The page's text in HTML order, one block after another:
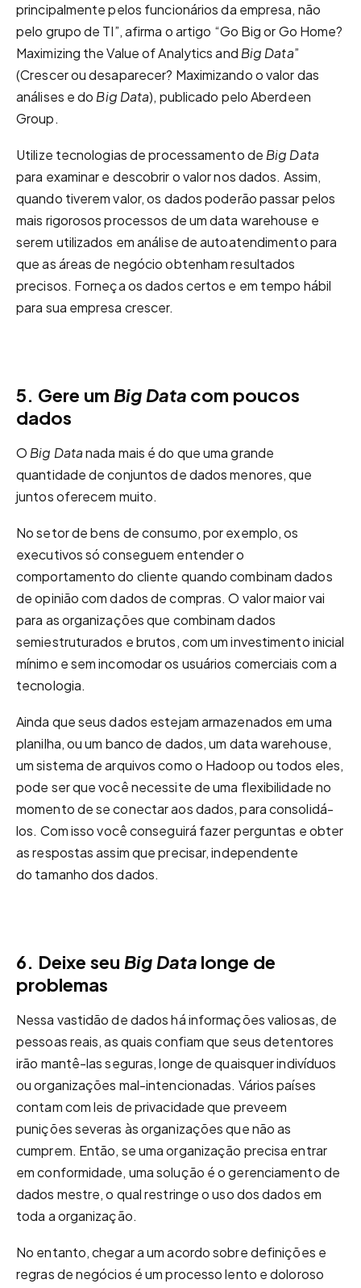
principalmente pelos funcionários da empresa, não
pelo grupo de TI”, afirma o artigo “Go Big or Go Home?
Maximizing the Value of Analytics and Big Data”
(Crescer ou desaparecer? Maximizando o valor das
análises e do Big Data), publicado pelo Aberdeen
Group.
Utilize tecnologias de processamento de Big Data
para examinar e descobrir o valor nos dados. Assim,
quando tiverem valor, os dados poderão passar pelos
mais rigorosos processos de um data warehouse e
serem utilizados em análise de autoatendimento para
que as áreas de negócio obtenham resultados
precisos. Forneça os dados certos e em tempo hábil
para sua empresa crescer.
5. Gere um Big Data com poucos
dados
O Big Datanada mais é do que uma grande
quantidade de conjuntos de dados menores, que
juntos oferecem muito.
No setor de bens de consumo, por exemplo, os
executivos só conseguem entender o
comportamento do cliente quando combinam dados
de opinião com dados de compras. O valor maior vai
para as organizações que combinam dados
semiestruturados e brutos, com um investimento inicial
mínimo e sem incomodar os usuários comerciais com a
tecnologia.
Ainda que seus dados estejam armazenados em uma
planilha, ou um banco de dados, um data warehouse,
um sistema de arquivos como o Hadoop ou todos eles,
pode ser que você necessite de uma flexibilidade no
momento de se conectar aos dados, para consolidá-
los. Com isso você conseguirá fazer perguntas e obter
as respostas assim que precisar, independente
do tamanho dos dados.
6. Deixe seu Big Data longe de
problemas
Nessa vastidão de dados há informações valiosas, de
pessoas reais, as quais confiam que seus detentores
irão mantê-las seguras, longe de quaisquer indivíduos
ou organizações mal-intencionadas. Vários países
contam com leis de privacidade que preveem
punições severas às organizações que não as
cumprem. Então, se uma organização precisa entrar
em conformidade, uma solução é o gerenciamento de
dados mestre, o qual restringe o uso dos dados em
toda a organização.
No entanto, chegar a um acordo sobre definições e
regras de negócios é um processo lento e doloroso